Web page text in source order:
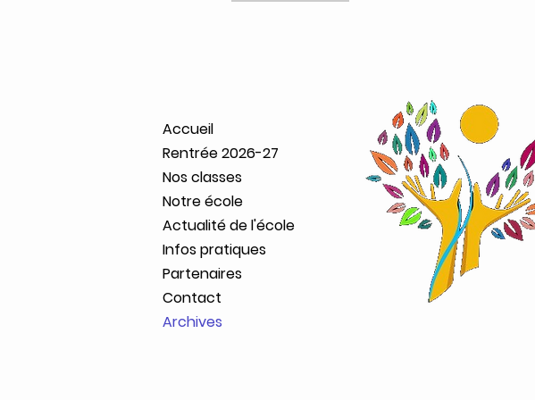
Accueil
Rentrée 2026-27
Nos classes
Notre école
Actualité de l'école
Infos pratiques
Partenaires
Contact
Archives